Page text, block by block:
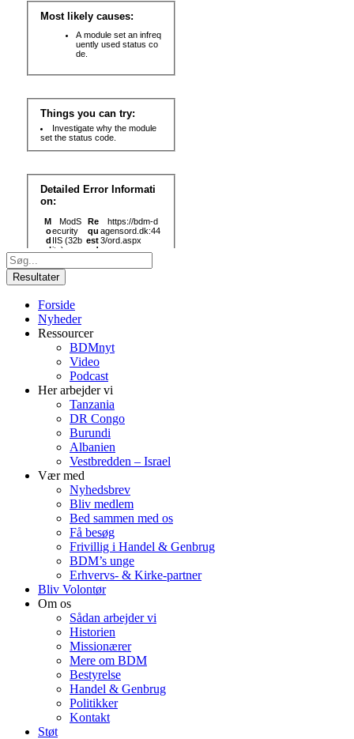
Search
...Resultater
Forside
Nyheder
Ressourcer
BDMnyt
Video
Podcast
Her arbejder vi
Tanzania
DR Congo
Burundi
Albanien
Vestbredden – Israel
Vær med
Nyhedsbrev
Bliv medlem
Bed sammen med os
Få besøg
Frivillig i Handel & Genbrug
BDM’s unge
Erhvervs- & Kirke-partner
Bliv Volontør
Om os
Sådan arbejder vi
Historien
Missionærer
Mere om BDM
Bestyrelse
Handel & Genbrug
Politikker
Kontakt
Støt